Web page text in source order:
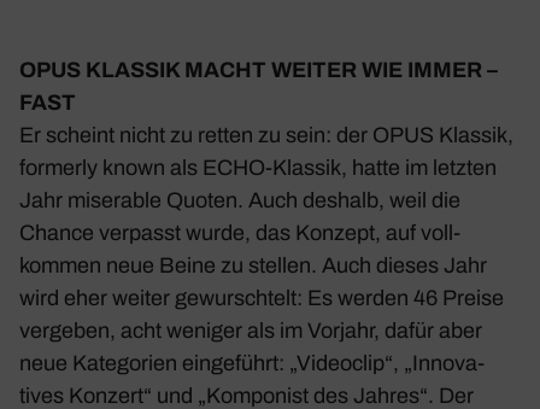
OPUS KLASSIK MACHT WEITER WIE IMMER –
FAST
Er scheint nicht zu retten zu sein: der OPUS Klassik,
form­erly known als ECHO-Klassik, hatte im letzten
Jahr mise­rable Quoten. Auch deshalb, weil die
Chance verpasst wurde, das Konzept, auf voll­
kommen neue Beine zu stellen. Auch dieses Jahr
wird eher weiter gewursch­telt: Es werden 46 Preise
vergeben, acht weniger als im Vorjahr, dafür aber
neue Kate­go­rien einge­führt: „Video­clip“, „Inno­va­
tives Konzert“ und „Kompo­nist des Jahres“. Der